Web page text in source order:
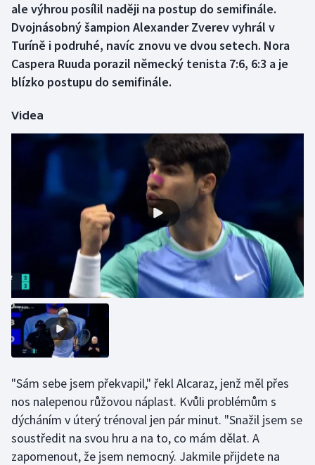
Florbal
Futsal
Golf
Gymnastika
Házená
Krasobruslení
Lezení
Lyže a snowboard
Moderní pětiboj
Motorsport
Olympijské hry
Parasport
ale výhrou posílil naději na postup do semifinále.
Dvojnásobný šampion Alexander Zverev vyhrál v
Turíně i podruhé, navíc znovu ve dvou setech. Nora
Caspera Ruuda porazil německý tenista 7:6, 6:3 a je
blízko postupu do semifinále.
Videa
"Sám sebe jsem překvapil," řekl Alcaraz, jenž měl přes
nos nalepenou růžovou náplast. Kvůli problémům s
dýcháním v úterý trénoval jen pár minut. "Snažil jsem se
soustředit na svou hru a na to, co mám dělat. A
zapomenout, že jsem nemocný. Jakmile přijdete na